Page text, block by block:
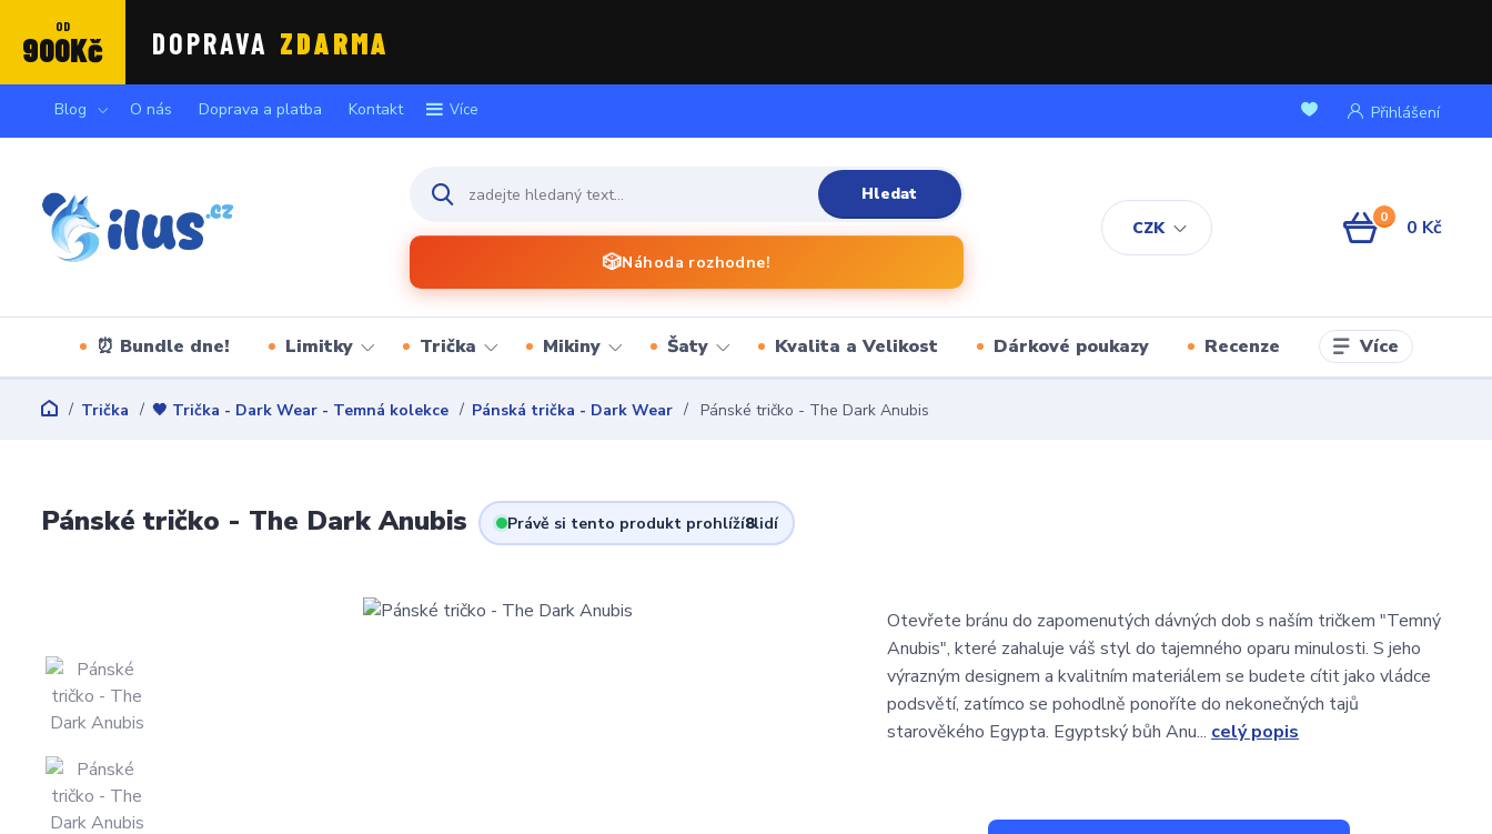
OD
900Kč DOPRAVA ZDARMA
Blog O nás Doprava a platba Kontakt Více
CZK
Přihlášení
Hledat
🎲Náhoda rozhodne!
0 0 Kč
⏰ Bundle dne! Limitky Trička Mikiny Šaty Kvalita a Velikost Dárkové poukazy Recenze Více
Trička 🖤 Trička - Dark Wear - Temná kolekce Pánská trička - Dark Wear Pánské tričko - The Dark Anubis
Pánské tričko - The Dark Anubis Právě si tento produkt prohlíží8lidí
Otevřete bránu do zapomenutých dávných dob s naším tričkem "Temný
Anubis", které zahaluje váš styl do tajemného oparu minulosti. S jeho
výrazným designem a kvalitním materiálem se budete cítit jako vládce
podsvětí, zatímco se pohodlně ponoříte do nekonečných tajů
starověkého Egypta. Egyptský bůh Anu... celý popis